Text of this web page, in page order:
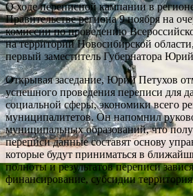
О ходе переписной кампании в
Правительстве региона 9 ноября на
комиссии по проведению
на территории Новосибирской
первый заместитель Губернатора
Открывая заседание, Юрий Петухов
успешного проведения переписи для
социальной сферы, экономики всего
муниципалитетов. Он напомнил
муниципальных образований, что
переписи данные составят основу
которые будут приниматься в
полноты и результатов переписи
финансирование, субсидии